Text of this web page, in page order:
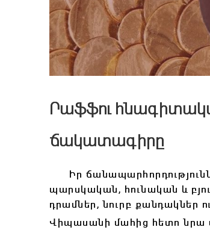
Րաֆֆու
ճակատագիրը
Իր
պարսկական, հունական և
դրամներ, նուրբ քանդակներ
Վիպասանի մահից հետո նրա